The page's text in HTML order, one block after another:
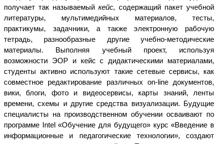
получает так называемый кейс, содержащий пакет учебной
литературы, мультимедийных материалов, тесты,
практикумы, задачники, а также электронную рабочую
тетрадь, разнообразные другие учебно-методические
материалы. Выполняя учебный проект, используя
возможности ЭОР и кейс с дидактическими материалами,
студенты активно используют такие сетевые сервисы, как
совместное редактирование различных on-line документов,
вики, блоги, фото и видеосервисы, карты знаний, ленты
времени, схемы и другие средства визуализации. Будущие
специалисты на производственном обучении осваивают по
программе Intel «Обучение для будущего» курс «Введение в
информационные и педагогические технологии», создают